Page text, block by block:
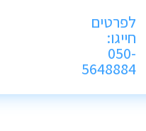
לפרטים
חייגו:
050-
5648884